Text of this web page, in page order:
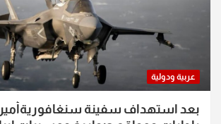
عربية ودولية
بعد استهداف سفينة